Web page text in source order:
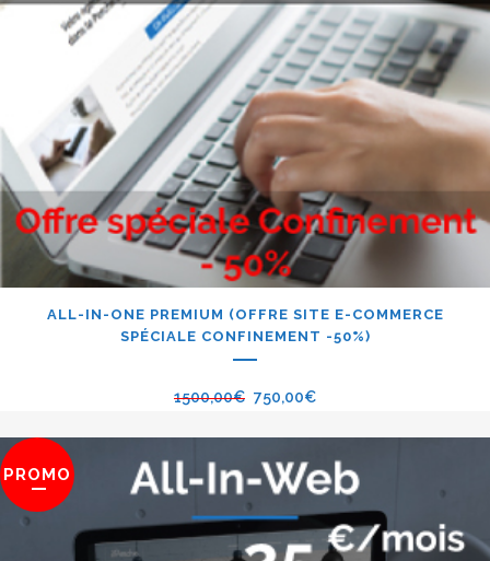
ALL-IN-ONE PREMIUM (OFFRE SITE E-COMMERCE
SPÉCIALE CONFINEMENT -50%)
1500,00€ 750,00€
PROMO